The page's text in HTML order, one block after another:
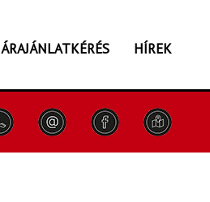
ÁRAJÁNLATKÉRÉS HÍREK